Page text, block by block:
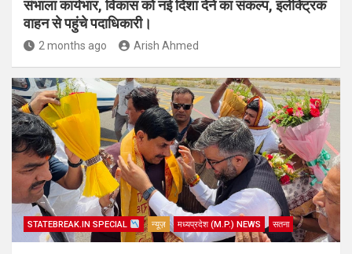
संभाला कार्यभार, विकास को नई दिशा देने का संकल्प, इलेक्ट्रिक
वाहन से पहुंचे पदाधिकारी।
2 months ago Arish Ahmed
STATEBREAK.IN SPECIAL न्यूज़ मध्यप्रदेश (M.P.) NEWS सतना